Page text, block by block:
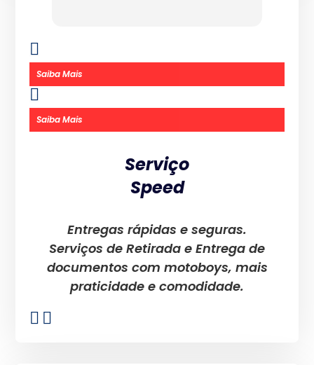
Saiba Mais
Saiba Mais
Serviço
Speed
Entregas rápidas e seguras.
Serviços de Retirada e Entrega de
documentos com motoboys, mais
praticidade e comodidade.